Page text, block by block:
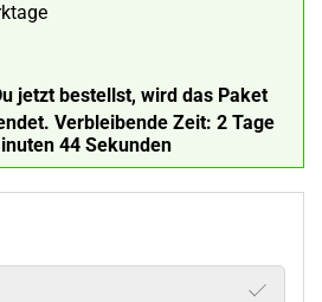
jetzt bestellst, wird das Paket
Verbleibende Zeit: 2 Tage
44 Sekunden